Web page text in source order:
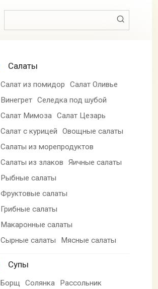
Салаты
Салат из помидор
Салат Оливье
Винегрет Селедка под шубой
Салат Мимоза Салат Цезарь
Салат с курицей
Овощные салаты
Салаты из морепродуктов
Салаты из злаков
Яичные салаты
Рыбные салаты
Фруктовые салаты
Грибные салаты
Макаронные салаты
Сырные салаты
Мясные салаты
Супы
Борщ Солянка
Рассольник